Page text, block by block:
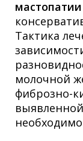
мастопатии
Тактика
молочной
фиброзно-